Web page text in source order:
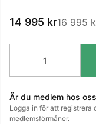
14 995 kr16 995
Är du medlem hos
Logga in för att registrera
medlemsförmåner.